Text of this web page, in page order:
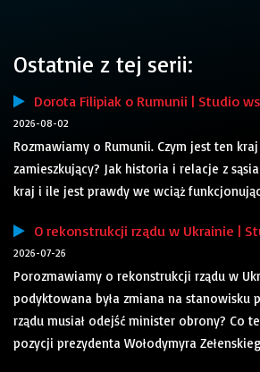
Ostatnie z tej serii:
Dorota Filipiak o Rumunii | Studio
2026-08-02
Rozmawiamy o Rumunii. Czym jest ten
zamieszkujący? Jak historia i relacje z
kraj i ile jest prawdy we wciąż
O rekonstrukcji rządu w Ukrainie |
2026-07-26
Porozmawiamy o rekonstrukcji rządu w
podyktowana była zmiana na stanowisku
rządu musiał odejść minister obrony? Co
pozycji prezydenta Wołodymyra